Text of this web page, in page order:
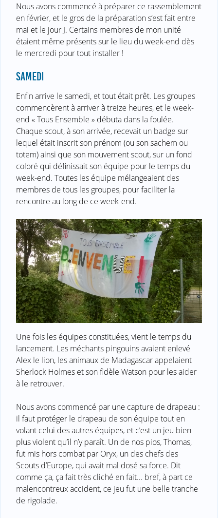
Nous avons commencé à préparer ce rassemblement
en février, et le gros de la préparation s’est fait entre
mai et le jour J. Certains membres de mon unité
étaient même présents sur le lieu du week-end dès
le mercredi pour tout installer !
SAMEDI
Enfin arrive le samedi, et tout était prêt. Les groupes
commencèrent à arriver à treize heures, et le week-
end « Tous Ensemble » débuta dans la foulée.
Chaque scout, à son arrivée, recevait un badge sur
lequel était inscrit son prénom (ou son sachem ou
totem) ainsi que son mouvement scout, sur un fond
coloré qui définissait son équipe pour le temps du
week-end. Toutes les équipe mélangeaient des
membres de tous les groupes, pour faciliter la
rencontre au long de ce week-end.
Une fois les équipes constituées, vient le temps du
lancement. Les méchants pingouins avaient enlevé
Alex le lion, les animaux de Madagascar appelaient
Sherlock Holmes et son fidèle Watson pour les aider
à le retrouver.
Nous avons commencé par une capture de drapeau :
il faut protéger le drapeau de son équipe tout en
volant celui des autres équipes, et c’est un jeu bien
plus violent qu’il n’y paraît. Un de nos pios, Thomas,
fut mis hors combat par Oryx, un des chefs des
Scouts d’Europe, qui avait mal dosé sa force. Dit
comme ça, ça fait très cliché en fait... bref, à part ce
malencontreux accident, ce jeu fut une belle tranche
de rigolade.